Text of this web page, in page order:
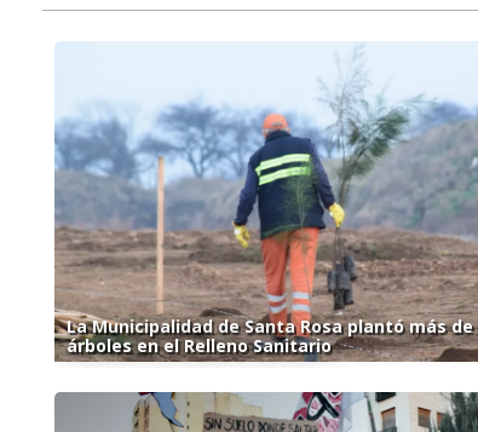
La Municipalidad de Santa Rosa plantó más de
árboles en el Relleno Sanitario